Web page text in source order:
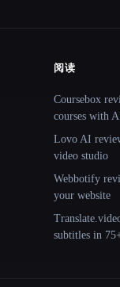
阅读
Coursebox
courses with
Lovo AI
video studio
Webbotify
your website
subtitles in